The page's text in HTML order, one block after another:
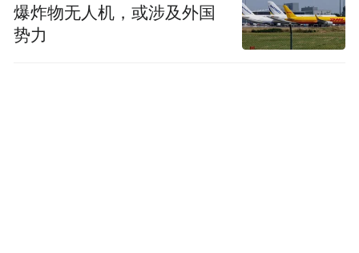
爆炸物无人机，或涉及外国
势力